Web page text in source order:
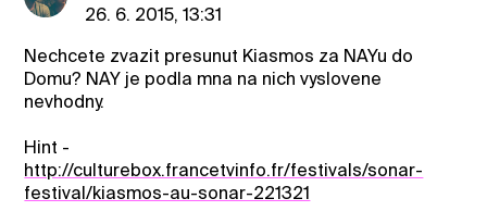
26. 6. 2015, 13:31
Nechcete zvazit presunut Kiasmos za NAYu do
Domu? NAY je podla mna na nich vyslovene
nevhodny.
Hint -
http://culturebox.francetvinfo.fr/festivals/sonar-
festival/kiasmos-au-sonar-221321